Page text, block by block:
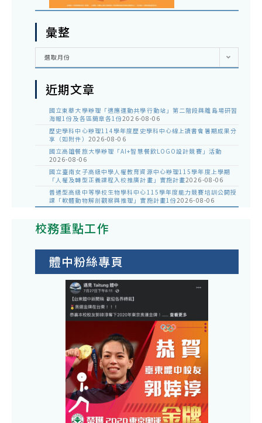
彙整
彙
選取月份
近期文章
國立東華大學辦理「適應運動共學行動站」第二階段與離島場研習
海報1份及各區簡章各1份2026-08-06
歷史學科中心辦理114學年度歷史學科中心線上讀書會暑期成果分
享（如附件） 2026-08-06
國立高雄餐旅大學辦理「AI+智慧餐飲LOGO設計競賽」活動
2026-08-06
國立臺南女子高級中學人權教育資源中心辦理115學年度上學期
「人權及轉型正義課程入校推廣計畫」實施計畫2026-08-06
普通型高級中等學校生物學科中心115學年度能力競賽培訓公開授
課「軟體動物解剖觀察與推理」實施計畫1份2026-08-06
校務重點工作
體中粉絲專頁